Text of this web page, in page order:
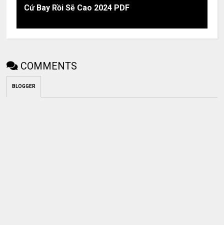
Cứ Bay Rồi Sẽ Cao 2024 PDF
COMMENTS
BLOGGER